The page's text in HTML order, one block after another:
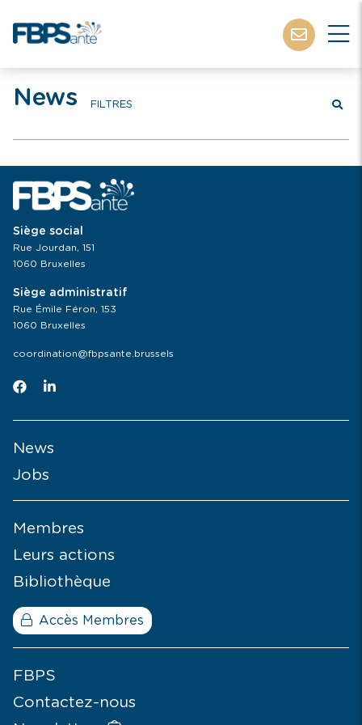
News FILTRES
Siège social
Rue Jourdan, 151
1060 Bruxelles
Siège administratif
Rue Émile Féron, 153
1060 Bruxelles
coordination@fbpsante.brussels
News
Jobs
Membres
Leurs actions
Bibliothèque
Accès Membres
FBPS
Contactez-nous